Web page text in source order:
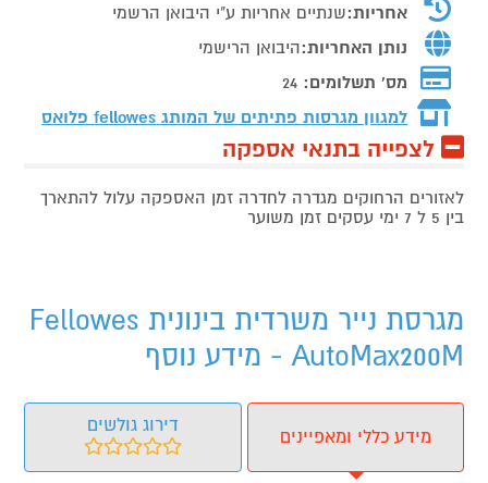
אחריות:שנתיים אחריות ע"י היבואן הרשמי
נותן האחריות:היבואן הרישמי
מס' תשלומים: 24
למגוון מגרסות פתיתים של המותג fellowes פלואס
לצפייה בתנאי אספקה
לאזורים הרחוקים מגדרה לחדרה זמן האספקה עלול להתארך
בין 5 ל 7 ימי עסקים זמן משוער
מגרסת נייר משרדית בינונית Fellowes
AutoMax200M - מידע נוסף
מידע כללי ומאפיינים
דירוג גולשים